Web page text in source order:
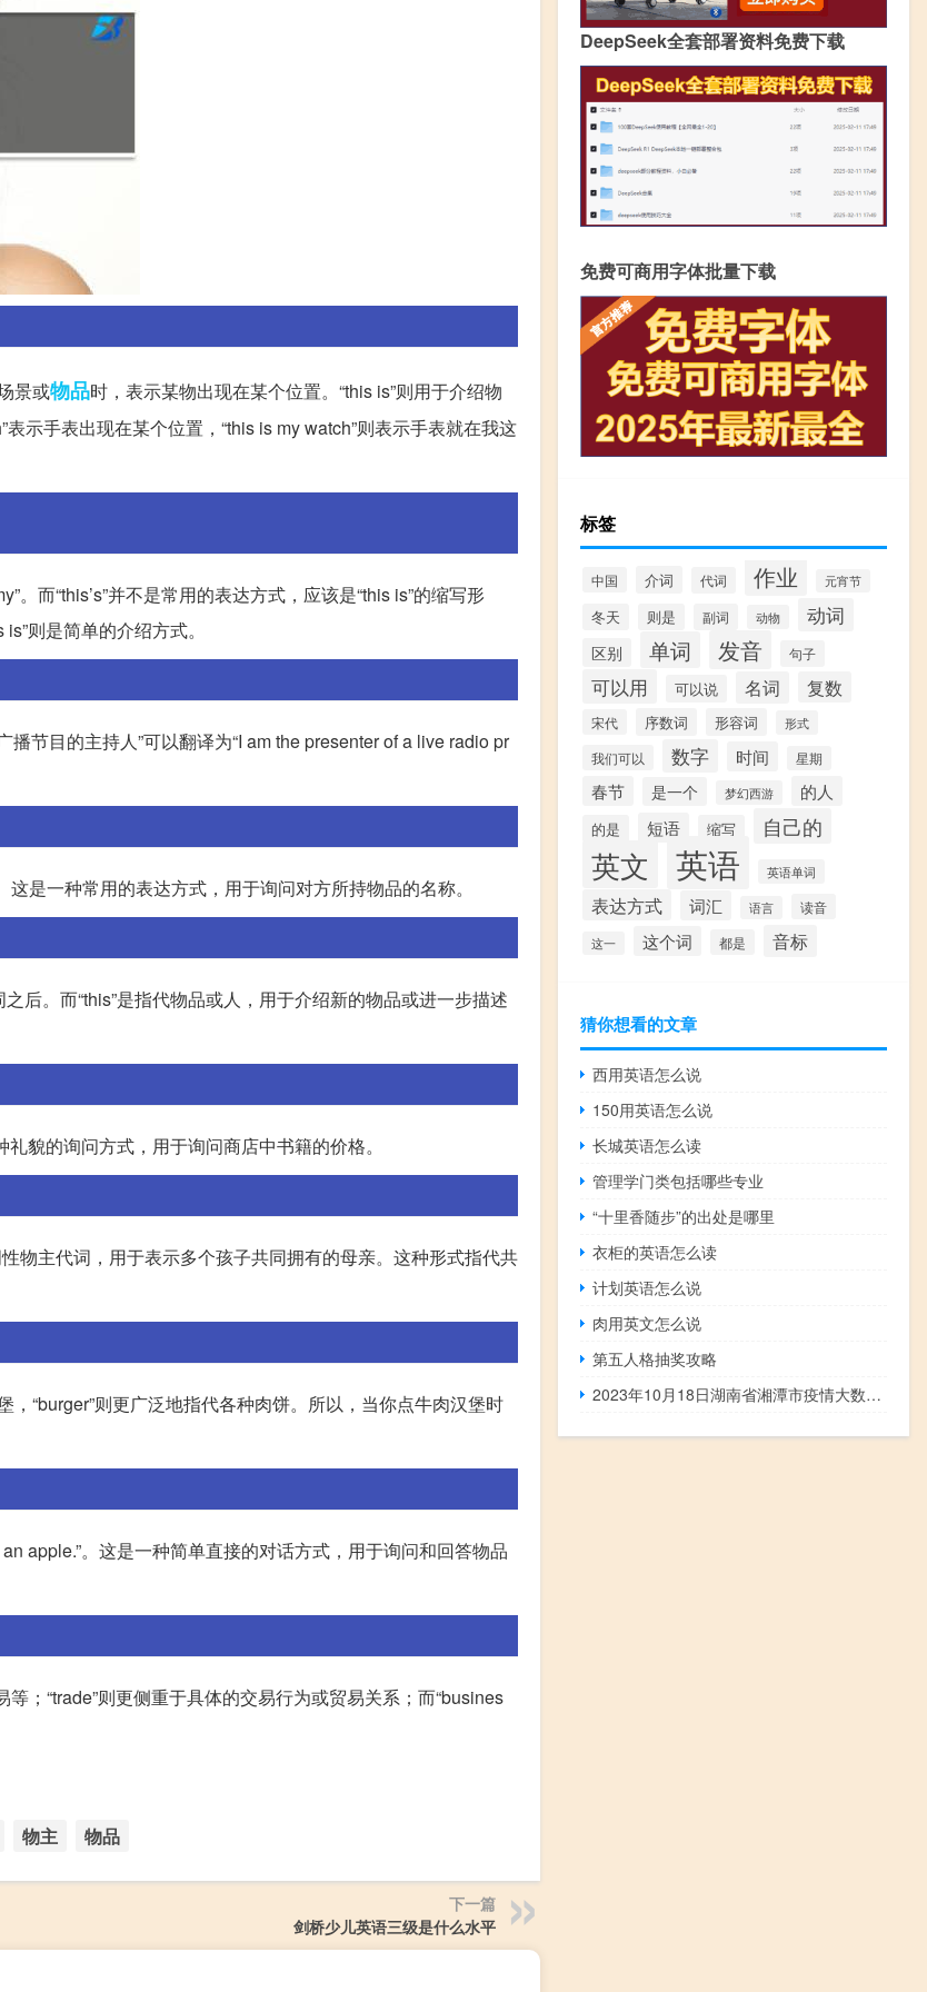
景或物品时，表示某物出现在某个位置。“this is”则用于介绍物
示手表出现在某个位置，“this is my watch”则表示手表就在我这
。而“this’s”并不是常用的表达方式，应该是“this is”的缩写形
则是简单的介绍方式。
播节目的主持人”可以翻译为“I am the presenter of a live radio pr
是一种常用的表达方式，用于询问对方所持物品的名称。
后。而“this”是指代物品或人，用于介绍新的物品或进一步描述
貌的询问方式，用于询问商店中书籍的价格。
物主代词，用于表示多个孩子共同拥有的母亲。这种形式指代共
“burger”则更广泛地指代各种肉饼。所以，当你点牛肉汉堡时
apple.”。这是一种简单直接的对话方式，用于询问和回答物品
；“trade”则更侧重于具体的交易行为或贸易关系；而“busines
物主 物品
下一篇
剑桥少儿英语三级是什么水平
DeepSeek全套部署资料免费下载
免费可商用字体批量下载
标签
中国 介词 代词 作业 元宵节
冬天 则是 副词 动物 动词
区别 单词 发音 句子
可以用 可以说 名词 复数
宋代 序数词 形容词 形式
我们可以 数字 时间 星期
春节 是一个 梦幻西游 的人
的是 短语 缩写 自己的
英文 英语 英语单词
表达方式 词汇 语言 读音
这一 这个词 都是 音标
猜你想看的文章
西用英语怎么说
150用英语怎么说
长城英语怎么读
管理学门类包括哪些专业
“十里香随步”的出处是哪里
衣柜的英语怎么读
计划英语怎么说
肉用英文怎么说
第五人格抽奖攻略
2023年10月18日湖南省湘潭市疫情大数据-今日/今天疫情全网搜索最新实时消息动态情况通知播报